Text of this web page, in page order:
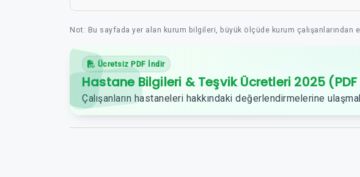
Not: Bu sayfada yer alan kurum bilgileri, büyük ölçüde kurum çalışanlarından
Ücretsiz PDF İndir
Hastane Bilgileri & Teşvik Ücretleri 2025
Çalışanların hastaneleri hakkındaki değerlendirmelerine